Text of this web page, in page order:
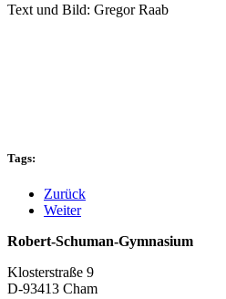
Text und Bild: Gregor Raab
Tags:
Zurück
Weiter
Robert-Schuman-Gymnasium
Klosterstraße 9
D-93413 Cham